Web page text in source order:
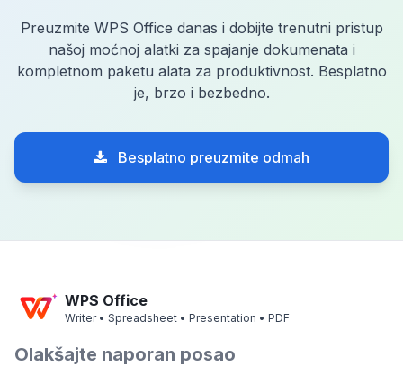
Preuzmite WPS Office danas i dobijte trenutni pristup
našoj moćnoj alatki za spajanje dokumenata i
kompletnom paketu alata za produktivnost. Besplatno
je, brzo i bezbedno.
Besplatno preuzmite odmah
WPS Office
Writer • Spreadsheet • Presentation • PDF
Olakšajte naporan posao